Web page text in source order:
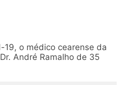
19, o médico cearense da
André Ramalho de 35